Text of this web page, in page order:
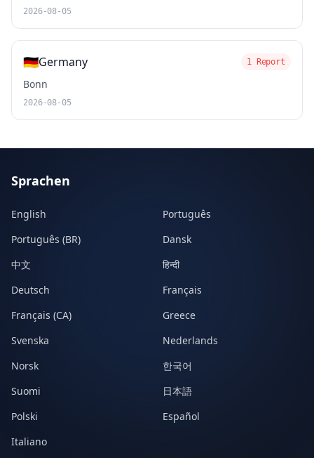
2026-08-05
🇩🇪Germany 1 Report
Bonn
2026-08-05
Sprachen
English
Português
Português (BR)
Dansk
中文
हिन्दी
Deutsch
Français
Français (CA)
Greece
Svenska
Nederlands
Norsk
한국어
Suomi
日本語
Polski
Español
Italiano